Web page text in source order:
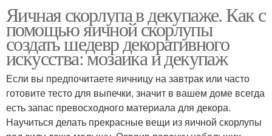
Яичная скорлупа в декупаже. Как с
помощью яичной скорлупы
создать шедевр декоративного
искусства: мозаика и декупаж
Если вы предпочитаете яичницу на завтрак или часто
готовите тесто для выпечки, значит в вашем доме всегда
есть запас превосходного материала для декора.
Научиться делать прекрасные вещи из яичной скорлупы